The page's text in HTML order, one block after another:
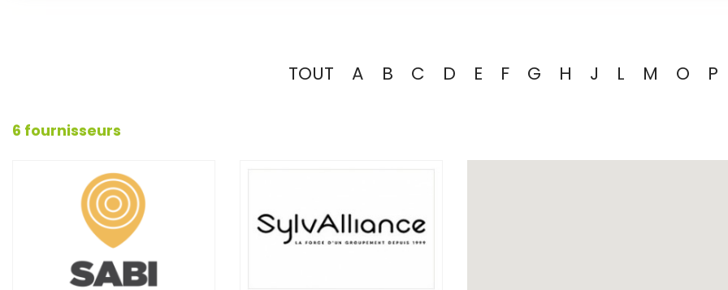
TOUT A B C D E F G H J L M O P
6 fournisseurs